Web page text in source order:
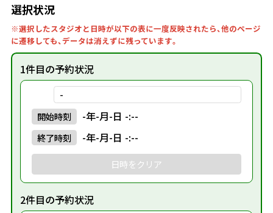
選択状況
※選択したスタジオと日時が以下の表に一度反映されたら、他のページ
に遷移しても、データは消えずに残っています。
1件目の予約状況
-
開始時刻 -年-月-日 -:--
終了時刻 -年-月-日 -:--
日時をクリア
2件目の予約状況